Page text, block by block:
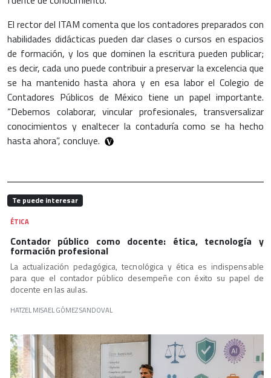
El rector del ITAM comenta que los contadores preparados con
habilidades didácticas pueden dar clases o cursos en espacios
de formación, y los que dominen la escritura pueden publicar;
es decir, cada uno puede contribuir a preservar la excelencia que
se ha mantenido hasta ahora y en esa labor el Colegio de
Contadores Públicos de México tiene un papel importante.
“Debemos colaborar, vincular profesionales, transversalizar
conocimientos y enaltecer la contaduría como se ha hecho
hasta ahora”, concluye.
Te puede interesar
ÉTICA
Contador público como docente: ética, tecnología y
formación profesional
La actualización pedagógica, tecnológica y ética es indispensable
para que el contador público desempeñe con éxito su papel de
docente en las aulas.
HATZEL MISAEL GÓMEZ SANDOVAL